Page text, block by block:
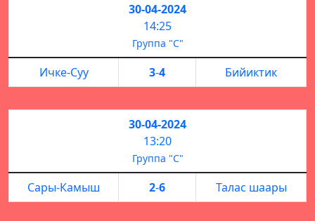
30-04-2024
14:25
Группа "С"
Ичке-Суу 3-4 Бийиктик
30-04-2024
13:20
Группа "С"
Сары-Камыш 2-6 Талас шаары